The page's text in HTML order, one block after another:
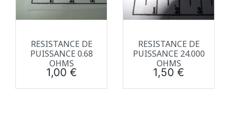
RESISTANCE DE
PUISSANCE 0.68
OHMS
Prix
1,00 €
RESISTANCE DE
PUISSANCE 24.000
OHMS
Prix
1,50 €